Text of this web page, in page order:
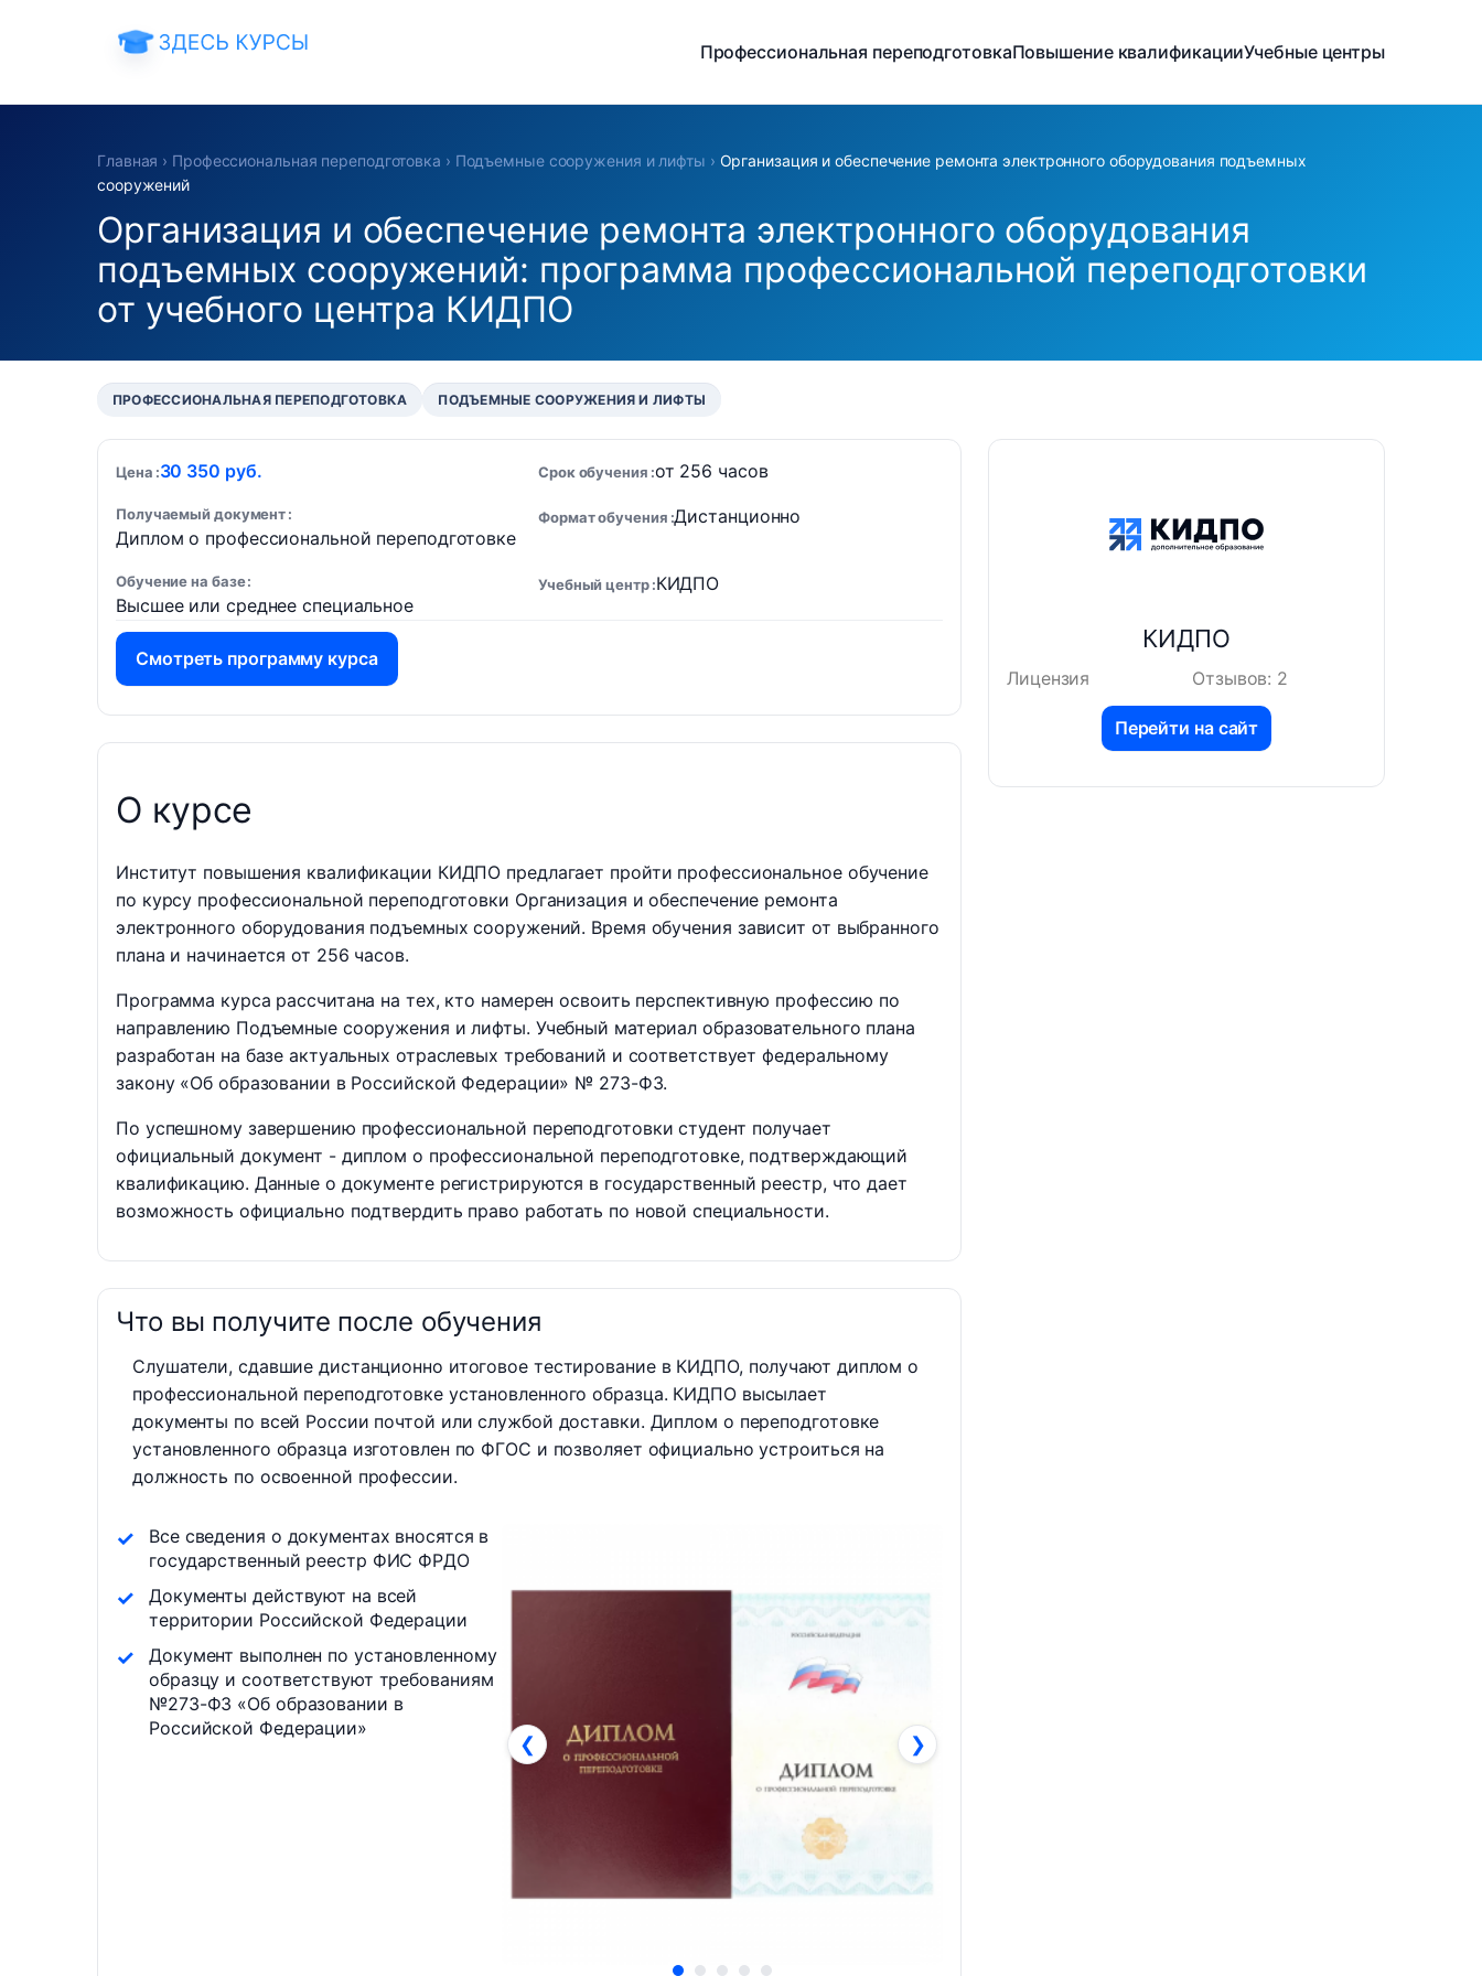
Профессиональная переподготовкаПовышение квалификацииУчебные центры
Главная › Профессиональная переподготовка › Подъемные сооружения и лифты › Организация и обеспечение ремонта электронного оборудования подъемных
сооружений
Организация и обеспечение ремонта электронного оборудования
подъемных сооружений: программа профессиональной переподготовки
от учебного центра КИДПО
ПРОФЕССИОНАЛЬНАЯ ПЕРЕПОДГОТОВКА ПОДЪЕМНЫЕ СООРУЖЕНИЯ И ЛИФТЫ
Цена 30 350 руб. Срок обучения от 256 часов
Получаемый документ
Диплом о профессиональной переподготовке
Формат обучения Дистанционно
Обучение на базе
Высшее или среднее специальное
Учебный центр КИДПО
Смотреть программу курса
О курсе
Институт повышения квалификации КИДПО предлагает пройти профессиональное обучение
по курсу профессиональной переподготовки Организация и обеспечение ремонта
электронного оборудования подъемных сооружений. Время обучения зависит от выбранного
плана и начинается от 256 часов.
Программа курса рассчитана на тех, кто намерен освоить перспективную профессию по
направлению Подъемные сооружения и лифты. Учебный материал образовательного плана
разработан на базе актуальных отраслевых требований и соответствует федеральному
закону «Об образовании в Российской Федерации» № 273-ФЗ.
По успешному завершению профессиональной переподготовки студент получает
официальный документ - диплом о профессиональной переподготовке, подтверждающий
квалификацию. Данные о документе регистрируются в государственный реестр, что дает
возможность официально подтвердить право работать по новой специальности.
Что вы получите после обучения
Слушатели, сдавшие дистанционно итоговое тестирование в КИДПО, получают диплом о
профессиональной переподготовке установленного образца. КИДПО высылает
документы по всей России почтой или службой доставки. Диплом о переподготовке
установленного образца изготовлен по ФГОС и позволяет официально устроиться на
должность по освоенной профессии.
Все сведения о документах вносятся в
государственный реестр ФИС ФРДО
Документы действуют на всей
территории Российской Федерации
Документ выполнен по установленному
образцу и соответствуют требованиям
№273-ФЗ «Об образовании в
Российской Федерации»
❮ ❯
КИДПО
Лицензия Отзывов: 2
Перейти на сайт